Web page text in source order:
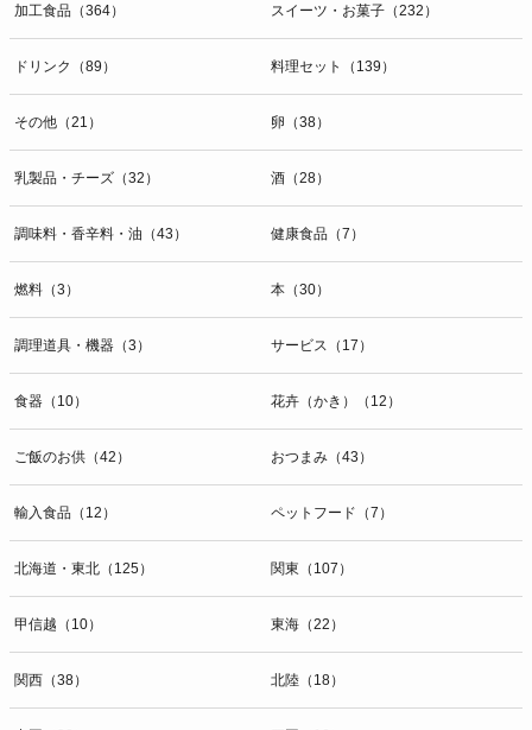
加工食品（364） スイーツ・お菓子（232）
ドリンク（89） 料理セット（139）
その他（21） 卵（38）
乳製品・チーズ（32） 酒（28）
調味料・香辛料・油（43） 健康食品（7）
燃料（3） 本（30）
調理道具・機器（3） サービス（17）
食器（10） 花卉（かき）（12）
ご飯のお供（42） おつまみ（43）
輸入食品（12） ペットフード（7）
北海道・東北（125） 関東（107）
甲信越（10） 東海（22）
関西（38） 北陸（18）